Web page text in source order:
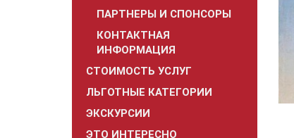
ПАРТНЕРЫ И СПОНСОРЫ
КОНТАКТНАЯ
ИНФОРМАЦИЯ
СТОИМОСТЬ УСЛУГ
ЛЬГОТНЫЕ КАТЕГОРИИ
ЭКСКУРСИИ
ЭТО ИНТЕРЕСНО